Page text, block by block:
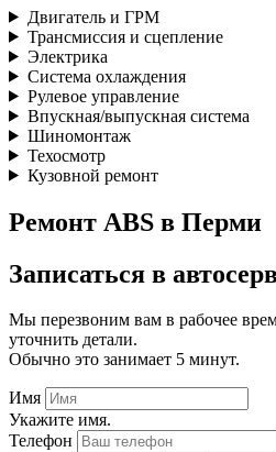
Двигатель и ГРМ
Трансмиссия и сцепление
Электрика
Система охлаждения
Рулевое управление
Впускная/выпускная система
Шиномонтаж
Техосмотр
Кузовной ремонт
Ремонт ABS в Перми
Записаться в
Мы перезвоним вам в рабочее
уточнить детали.
Обычно это занимает 5 минут.
Имя
Укажите имя.
Телефон